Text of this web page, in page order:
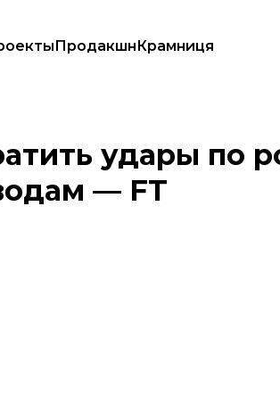
ПродакшнКрамниця
— FT
удары по
— FT